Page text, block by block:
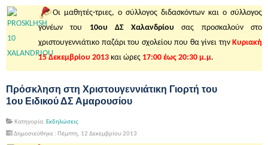
Οι μαθητές-τριες, ο σύλλογος διδασκόντων και ο σύλλογος
γονέων του 10ου ΔΣ Χαλανδρίου σας προσκαλούν στο
χριστουγεννιάτικο παζάρι του σχολείου που θα γίνει την Κυριακή
15 Δεκεμβρίου 2013 και ώρες 17:00 έως 20:30 μ.μ.
Πρόσκληση στη Χριστουγεννιάτικη Γιορτή του
1ου Ειδικού ΔΣ Αμαρουσίου
Κατηγορία: Εκδηλώσεις
Δημοσιεύθηκε : Πέμπτη, 12 Δεκεμβρίου 2013